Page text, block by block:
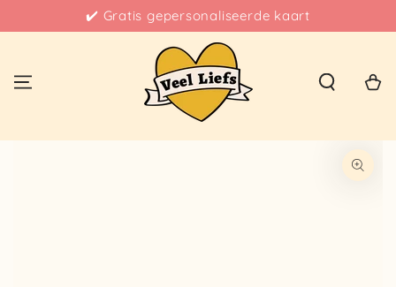
kaart Klanten geven